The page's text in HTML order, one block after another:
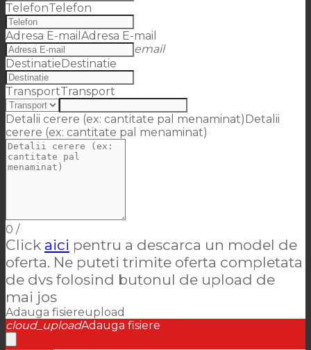
TelefonTelefon
Adresa E-mail Adresa E-mail
email
DestinatieDestinatie
TransportTransport
Detalii cerere (ex: cantitate pal menaminat)Detalii
cerere (ex: cantitate pal menaminat)
0 /
Click aici pentru a descarca un model de
oferta. Ne puteti trimite oferta completata
de dvs folosind butonul de upload de
mai jos
Adauga fisiereupload
cloud_uploadAdauga fisiere